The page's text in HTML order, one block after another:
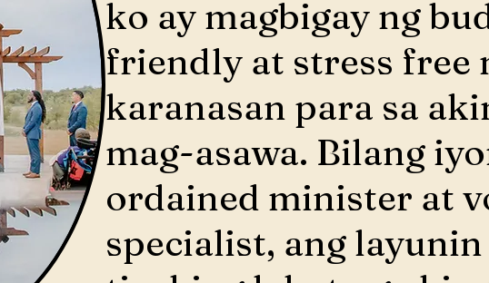
ko ay magbigay ng
friendly at stress free
karanasan para sa
mag-asawa. Bilang
ordained minister at
specialist, ang